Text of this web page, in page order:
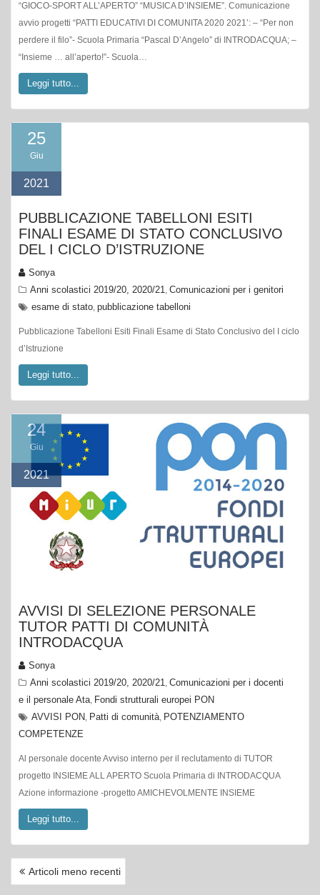
“GIOCO-SPORT ALL’APERTO” “MUSICA D’INSIEME”. Comunicazione
avvio progetti “PATTI EDUCATIVI DI COMUNITA 2020 2021’: – “Per non
perdere il filo”- Scuola Primaria “Pascal D’Angelo” di INTRODACQUA; –
“Insieme … all’aperto!”- Scuola…
Leggi tutto...
25
Giu
2021
PUBBLICAZIONE TABELLONI ESITI
FINALI ESAME DI STATO CONCLUSIVO
DEL I CICLO D’ISTRUZIONE
Sonya
Anni scolastici 2019/20, 2020/21, Comunicazioni per i genitori
esame di stato, pubblicazione tabelloni
Pubblicazione Tabelloni Esiti Finali Esame di Stato Conclusivo del I ciclo
d’Istruzione
Leggi tutto...
24
Giu
2021
AVVISI DI SELEZIONE PERSONALE
TUTOR PATTI DI COMUNITÀ
INTRODACQUA
Sonya
Anni scolastici 2019/20, 2020/21, Comunicazioni per i docenti
e il personale Ata, Fondi strutturali europei PON
AVVISI PON, Patti di comunità, POTENZIAMENTO
COMPETENZE
Al personale docente Avviso interno per il reclutamento di TUTOR
progetto INSIEME ALL APERTO Scuola Primaria di INTRODACQUA
Azione informazione -progetto AMICHEVOLMENTE INSIEME
Leggi tutto...
NAVIGAZIONE
ARTICOLI
Articoli meno recenti